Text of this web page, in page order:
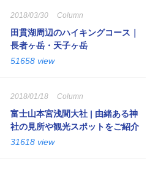
2018/03/30 Column
田貫湖周辺のハイキングコース｜
長者ヶ岳・天子ヶ岳
51658 view
2018/01/18 Column
富士山本宮浅間大社 | 由緒ある神
社の見所や観光スポットをご紹介
31618 view